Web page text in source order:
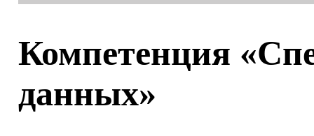
Компетенция
данных»